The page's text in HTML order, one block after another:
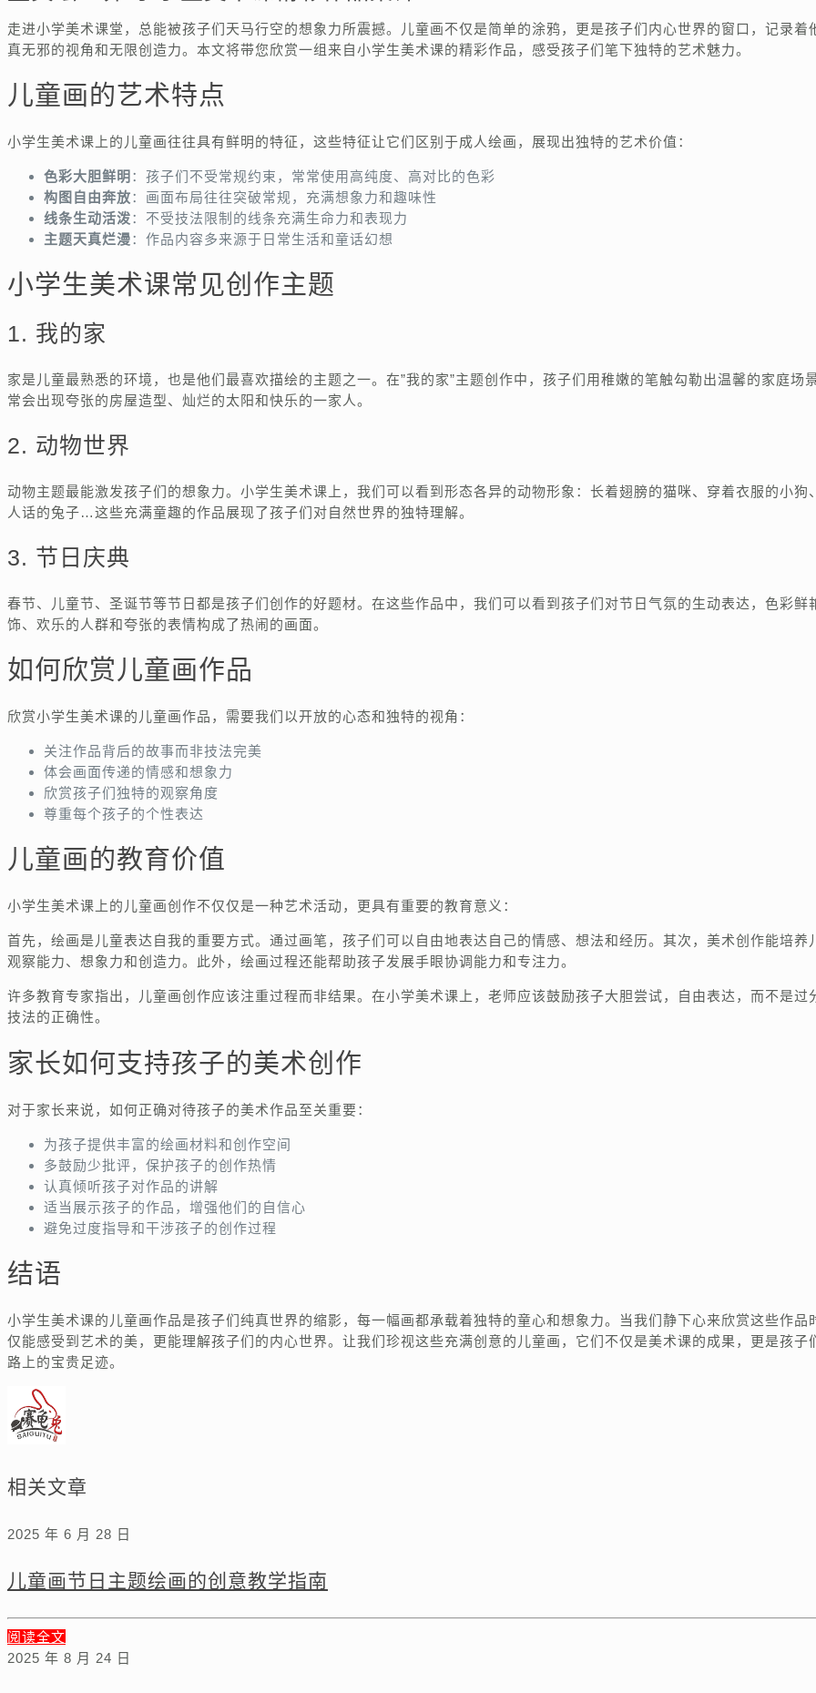
走进小学美术课堂，总能被孩子们天马行空的想象力所震撼。儿童画不仅是简单的涂鸦，更是孩子们内心世界的窗口，记录着
真无邪的视角和无限创造力。本文将带您欣赏一组来自小学生美术课的精彩作品，感受孩子们笔下独特的艺术魅力。
儿童画的艺术特点
小学生美术课上的儿童画往往具有鲜明的特征，这些特征让它们区别于成人绘画，展现出独特的艺术价值：
色彩大胆鲜明 ：孩子们不受常规约束，常常使用高纯度、高对比的色彩
构图自由奔放：画面布局往往突破常规，充满想象力和趣味性
线条生动活泼：不受技法限制的线条充满生命力和表现力
主题天真烂漫：作品内容多来源于日常生活和童话幻想
小学生美术课常见创作主题
1. 我的家
家是儿童最熟悉的环境，也是他们最喜欢描绘的主题之一。在”我的家”主题创作中，孩子们用稚嫩的笔触勾勒出温馨的家庭场
常会出现夸张的房屋造型、灿烂的太阳和快乐的一家人。
2. 动物世界
动物主题最能激发孩子们的想象力。小学生美术课上，我们可以看到形态各异的动物形象：长着翅膀的猫咪、穿着衣服的小狗
人话的兔子…这些充满童趣的作品展现了孩子们对自然世界的独特理解。
3. 节日庆典
春节、儿童节、圣诞节等节日都是孩子们创作的好题材。在这些作品中，我们可以看到孩子们对节日气氛的生动表达，色彩鲜
饰、欢乐的人群和夸张的表情构成了热闹的画面。
如何欣赏儿童画作品
欣赏小学生美术课的儿童画作品，需要我们以开放的心态和独特的视角：
关注作品背后的故事而非技法完美
体会画面传递的情感和想象力
欣赏孩子们独特的观察角度
尊重每个孩子的个性表达
儿童画的教育价值
小学生美术课上的儿童画创作不仅仅是一种艺术活动，更具有重要的教育意义：
首先，绘画是儿童表达自我的重要方式。通过画笔，孩子们可以自由地表达自己的情感、想法和经历。其次，美术创作能培养
观察能力、想象力和创造力。此外，绘画过程还能帮助孩子发展手眼协调能力和专注力。
许多教育专家指出，儿童画创作应该注重过程而非结果。在小学美术课上，老师应该鼓励孩子大胆尝试，自由表达，而不是过
技法的正确性。
家长如何支持孩子的美术创作
对于家长来说，如何正确对待孩子的美术作品至关重要：
为孩子提供丰富的绘画材料和创作空间
多鼓励少批评，保护孩子的创作热情
认真倾听孩子对作品的讲解
适当展示孩子的作品，增强他们的自信心
避免过度指导和干涉孩子的创作过程
结语
小学生美术课的儿童画作品是孩子们纯真世界的缩影，每一幅画都承载着独特的童心和想象力。当我们静下心来欣赏这些作品
仅能感受到艺术的美，更能理解孩子们的内心世界。让我们珍视这些充满创意的儿童画，它们不仅是美术课的成果，更是孩子
路上的宝贵足迹。
相关文章
2025 年 6 月 28 日
儿童画节日主题绘画的创意教学指南
阅读全文
2025 年 8 月 24 日